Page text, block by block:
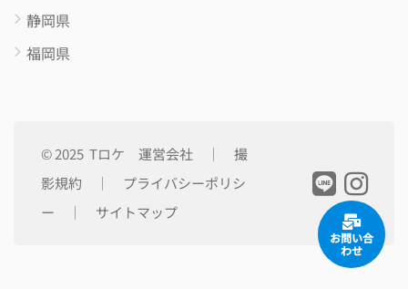
静岡県
福岡県
© 2025 Tロケ 運営会社 ｜ 撮
影規約 ｜ プライバシーポリシ
ー ｜ サイトマップ
お問い合
わせ